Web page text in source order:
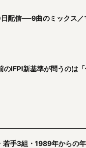
配信──9曲のミックス
IFPI新基準が問うのは
手3組・1989年からの年